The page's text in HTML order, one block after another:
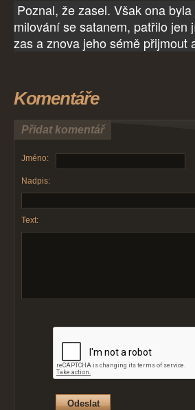
Poznal, že zasel. Však ona
milování se satanem, patřilo jen
zas a znova jeho sémě přijmout
Komentáře
Přidat komentář
Jméno:
Nadpis:
Text: